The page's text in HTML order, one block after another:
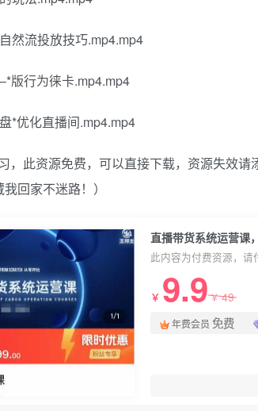
然流投放技巧.mp4.mp4
版行为徕卡.mp4.mp4
*优化直播间.mp4.mp4
，此资源免费，可以直接下载，资源失效
回家不迷路！）
直播带货系统运营课
此内容为付费资源，请
￥ 9.9￥49
年费会员 免费